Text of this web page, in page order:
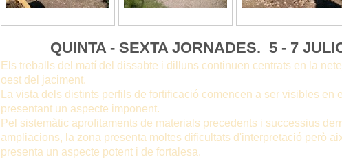
QUINTA - SEXTA JORNADES. 5 - 7
Els treballs del matí del dissabte i dilluns continuen centrats en la
oest del jaciment.
La vista dels distints perfils de fortificació comencen a ser visibles en
presentant un aspecte imponent.
Pel sistemàtic aprofitaments de materials precedents i successius
ampliacions, la zona presenta moltes dificultats d'interpretació però
presenta un aspecte potent i de fortalesa.